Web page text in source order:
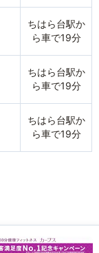
ちはら台駅か
ら車で19分
ちはら台駅か
ら車で19分
ちはら台駅か
ら車で19分